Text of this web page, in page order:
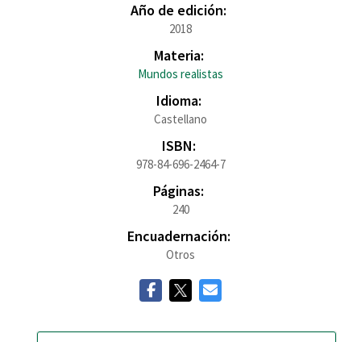
Año de edición:
2018
Materia:
Mundos realistas
Idioma:
Castellano
ISBN:
978-84-696-2464-7
Páginas:
240
Encuadernación:
Otros